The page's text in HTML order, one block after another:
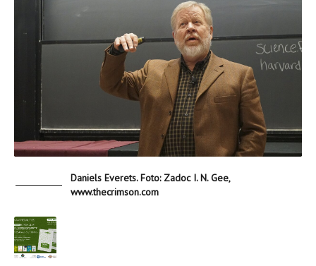
Daniels Everets. Foto: Zadoc I. N. Gee,
www.thecrimson.com